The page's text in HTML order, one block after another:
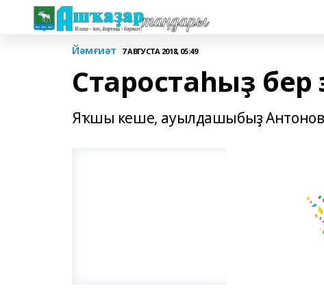
Йәмғиәт 7 АВГУСТА 2018, 05:49
Старостаһыҙ
Яҡшы кеше, ауылдашыбыҙ